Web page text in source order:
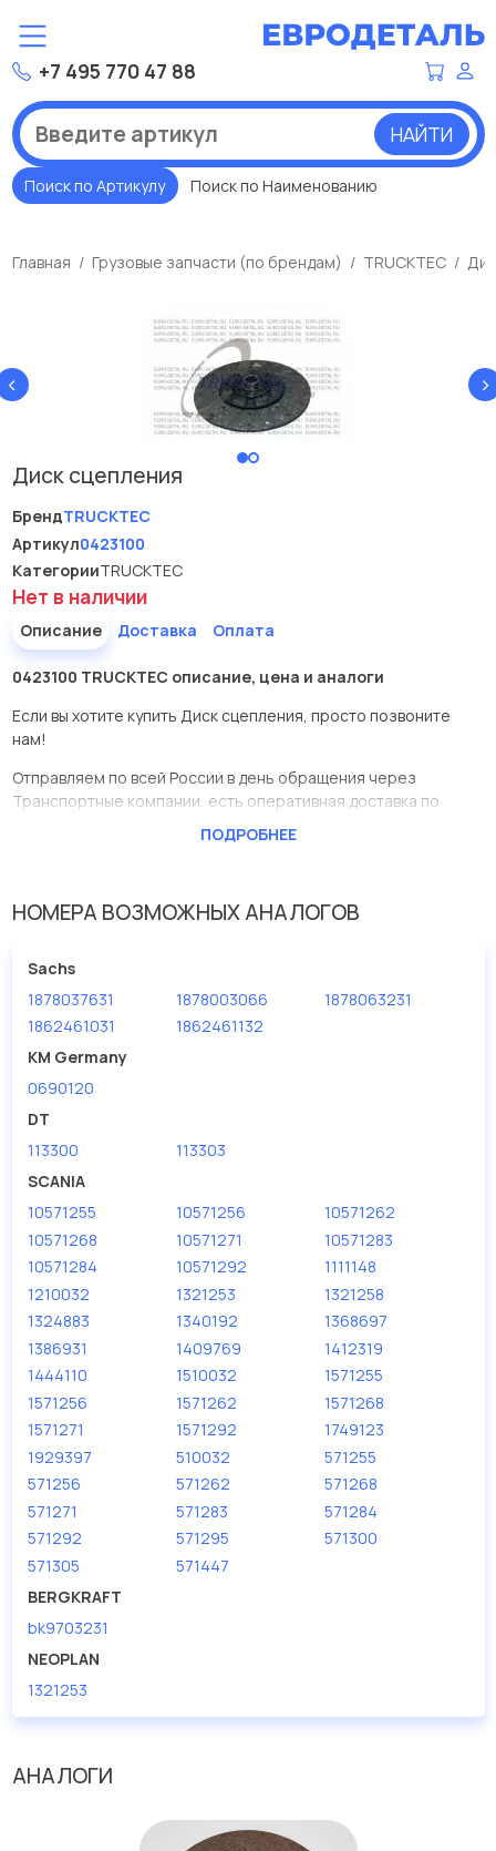
+7 495 770 47 88
НАЙТИ
Поиск по Артикулу Поиск по Наименованию
Главная Грузовые запчасти (по брендам) TRUCKTEC
‹ ›
Диск сцепления
БрендTRUCKTEC
Артикул0423100
КатегорииTRUCKTEC
Нет в наличии
Описание Доставка Оплата
0423100 TRUCKTEC описание, цена и аналоги
Если вы хотите купить Диск сцепления, просто позвоните
нам!
Отправляем по всей России в день обращения через
Транспортные компании, есть оперативная доставка по
У данной детали есть аналоги с номерами, убедитесь сами.
в большом ассортименте.
Мы продаем сертифицированные колодки тормозные
дисковые с гарантией от производителя TRUCKTEC.
Производитель
ПОДРОБНЕЕ
НОМЕРА ВОЗМОЖНЫХ АНАЛОГОВ
Sachs
1878037631
1878003066
1878063231
1862461031
1862461132
KM Germany
0690120
DT
113300
113303
SCANIA
10571255
10571256
10571262
10571268
10571271
10571283
10571284
10571292
1111148
1210032
1321253
1321258
1324883
1340192
1368697
1386931
1409769
1412319
1444110
1510032
1571255
1571256
1571262
1571268
1571271
1571292
1749123
1929397
510032
571255
571256
571262
571268
571271
571283
571284
571292
571295
571300
571305
571447
BERGKRAFT
bk9703231
NEOPLAN
1321253
АНАЛОГИ